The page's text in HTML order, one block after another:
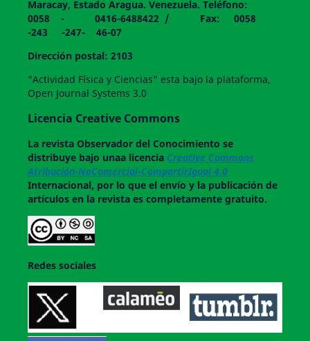
Maracay, Estado Aragua. Venezuela. Teléfono:
0058 - 0416-6488422 / Fax: 0058
-243 -247- 46-07
Dirección postal: 2103
"Actividad Física y Ciencias" esta bajo la plataforma,
Open Journal Systems 3.0
Licencia Creative Commons
La revistaObservador del Conocimiento se
distribuye bajo unaa licencia Creative Commons
Atribución-NoComercial-CompartirIgual 4.0
Internacional, por lo que el envío y la publicación de
artículos en la revista es completamente gratuito.
Redes sociales